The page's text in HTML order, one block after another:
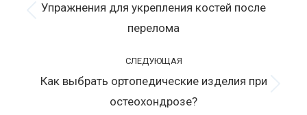
записям
запись:
Упражнения для укрепления костей после
перелома
СЛЕДУЮЩАЯ
Следующая
запись:
Как выбрать ортопедические изделия при
остеохондрозе?